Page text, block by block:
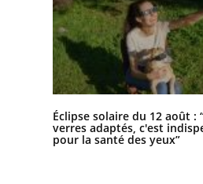
Éclipse solaire du 12 août :
verres adaptés, c'est
pour la santé des yeux”